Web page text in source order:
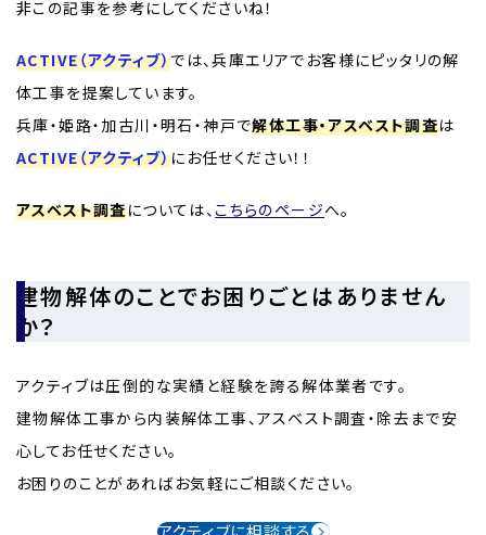
非この記事を参考にしてくださいね！
ACTIVE（アクティブ）では、兵庫エリアでお客様にピッタリの解
体工事を提案しています。
兵庫・姫路・加古川・明石・神戸で解体工事・アスベスト調査は
ACTIVE（アクティブ）にお任せください！！
アスベスト調査については、 こちらのページへ。
建物解体のことでお困りごとはありません
か？
アクティブは圧倒的な実績と経験を誇る解体業者です。
建物解体工事から内装解体工事、アスベスト調査・除去まで安
心してお任せください。
お困りのことがあればお気軽にご相談ください。